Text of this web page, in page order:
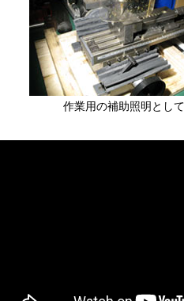
作業用の補助照明として